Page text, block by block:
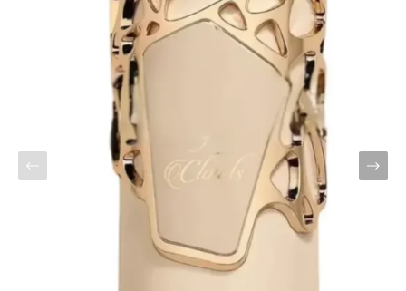
Spara mitt namn, min e-postadress och webbplats i denna
webbläsare till nästa gång jag skriver en kommentar.